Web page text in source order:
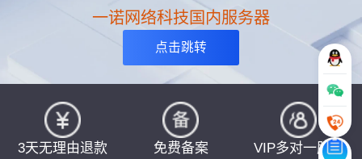
一诺网络科技国内服务器
点击跳转
3天无理由退款 免费备案 VIP多对一服务